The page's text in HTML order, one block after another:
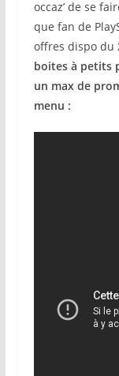
occaz’ de se
que fan de
offres dispo du
boites à petits
un max de
menu :